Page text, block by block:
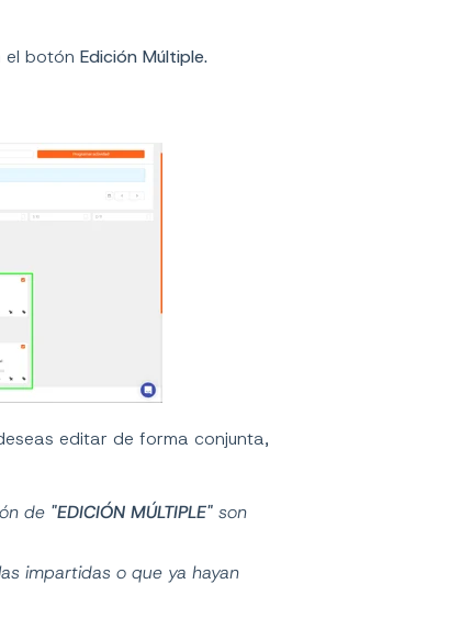
el botón Edición Múltiple.
editar de forma conjunta,
de "EDICIÓN MÚLTIPLE"son
impartidas o que ya hayan